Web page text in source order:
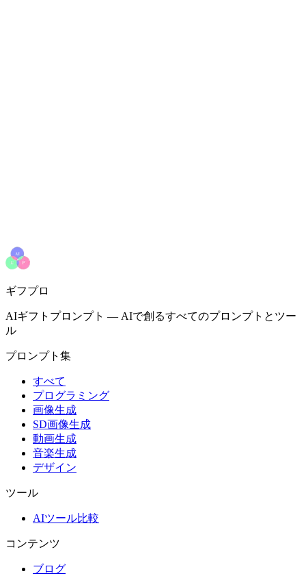
ギフプロ
AIギフトプロンプト — AIで創るすべてのプロンプトとツー
ル
プロンプト集
すべて
プログラミング
画像生成
SD画像生成
動画生成
音楽生成
デザイン
ツール
AIツール比較
コンテンツ
ブログ